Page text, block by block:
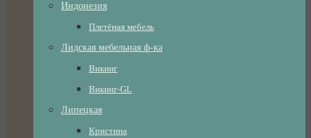
Индонезия
Плетёная мебель
Лидская мебельная ф-ка
Викинг
Викинг-GL
Липецкая
Кристина